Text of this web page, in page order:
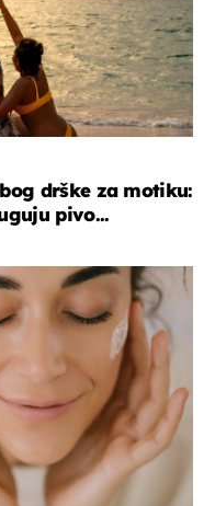
drške za motiku:
pivo...